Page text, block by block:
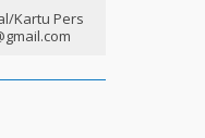
Kartu Pers